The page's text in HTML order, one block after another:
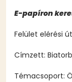
E-papíron
Felület elérési
Címzett:
Témacsoport: